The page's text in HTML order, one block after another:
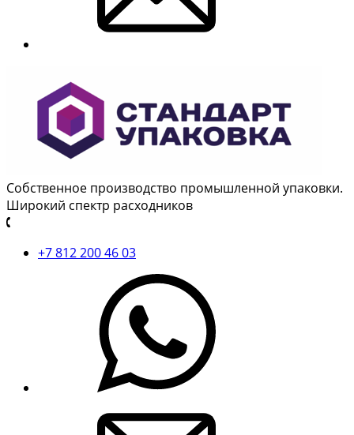
Собственное производство промышленной упаковки.
Широкий спектр расходников
+7 812 200 46 03